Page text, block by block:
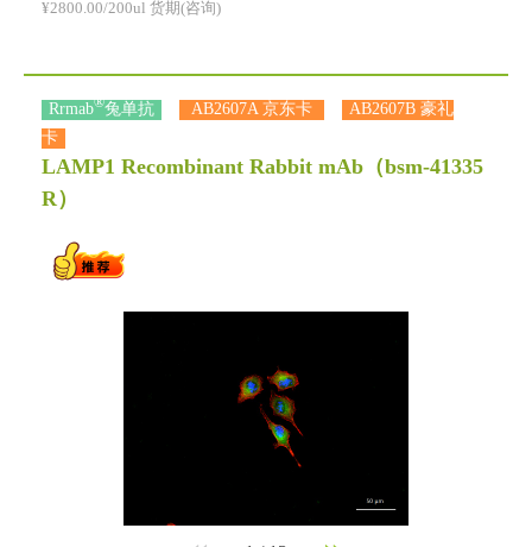
¥2800.00/200ul 货期(咨询)
Rrmab®兔单抗 AB2607A 京东卡
AB2607B 豪礼
卡
LAMP1 Recombinant Rabbit mAb （bsm-41335
R）